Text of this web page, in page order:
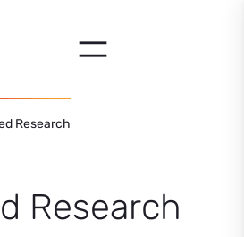
Research
Research